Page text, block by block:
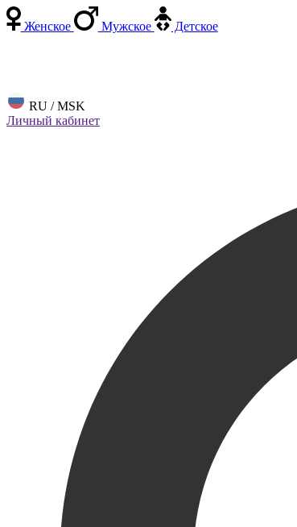
Женское Мужское Детское
RU / MSK
Личный кабинет